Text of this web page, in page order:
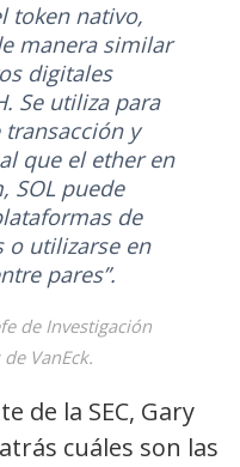
token nativo,
manera similar
digitales
Se utiliza para
y
que el ether en
SOL puede
de
o utilizarse en
pares”.
de Investigación
VanEck.
de la SEC, Gary
cuáles son las